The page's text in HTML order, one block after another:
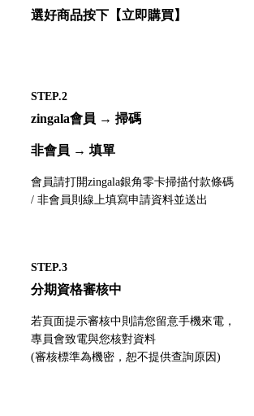
選好商品按下【立即購買】
STEP.2
zingala會員 → 掃碼
非會員 → 填單
會員請打開zingala銀角零卡掃描付款條碼
/ 非會員則線上填寫申請資料並送出
STEP.3
分期資格審核中
若頁面提示審核中則請您留意手機來電，
專員會致電與您核對資料
(審核標準為機密，恕不提供查詢原因)